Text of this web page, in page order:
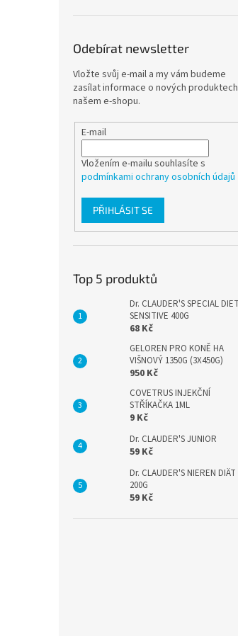
Odebírat newsletter
Vložte svůj e-mail a my vám budeme
zasílat informace o nových
našem e-shopu.
E-mail
Vložením e-mailu souhlasíte s
podmínkami ochrany osobních údajů
PŘIHLÁSIT SE
Top 5 produktů
Dr. CLAUDER'S SPECIAL DIET
SENSITIVE 400G
68 Kč
GELOREN PRO KONĚ HA
VIŠNOVÝ 1350G (3X450G)
950 Kč
COVETRUS INJEKČNÍ
STŘÍKAČKA 1ML
9 Kč
Dr. CLAUDER'S JUNIOR
59 Kč
Dr. CLAUDER'S NIEREN DIÄT
200G
59 Kč